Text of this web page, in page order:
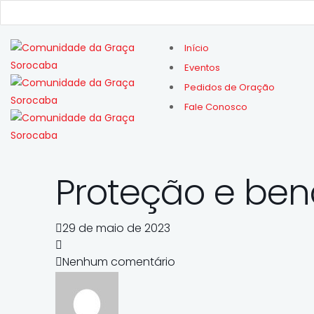
Início
Eventos
Pedidos de Oração
Fale Conosco
Proteção e
29 de maio de 2023
Nenhum comentário